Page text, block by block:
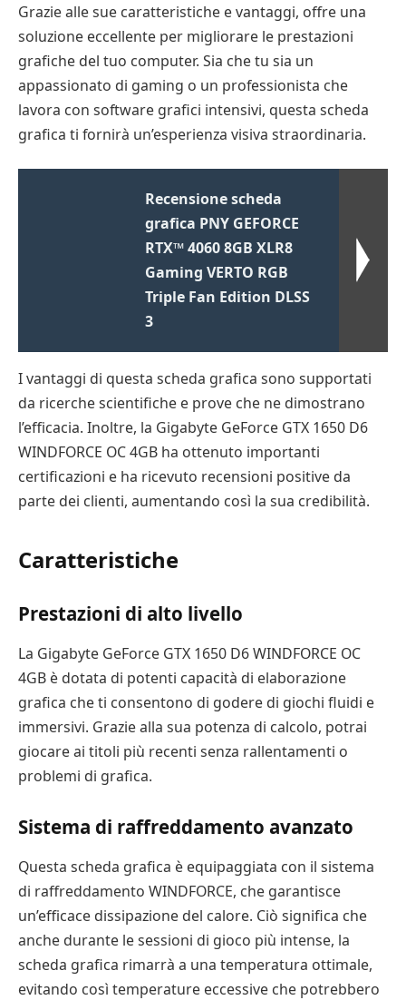
Grazie alle sue caratteristiche e vantaggi, offre una
soluzione eccellente per migliorare le prestazioni
grafiche del tuo computer. Sia che tu sia un
appassionato di gaming o un professionista che
lavora con software grafici intensivi, questa scheda
grafica ti fornirà un’esperienza visiva straordinaria.
Recensione scheda
grafica PNY GEFORCE
RTX™ 4060 8GB XLR8
Gaming VERTO RGB
Triple Fan Edition DLSS
3
I vantaggi di questa scheda grafica sono supportati
da ricerche scientifiche e prove che ne dimostrano
l’efficacia. Inoltre, la Gigabyte GeForce GTX 1650 D6
WINDFORCE OC 4GB ha ottenuto importanti
certificazioni e ha ricevuto recensioni positive da
parte dei clienti, aumentando così la sua credibilità.
Caratteristiche
Prestazioni di alto livello
La Gigabyte GeForce GTX 1650 D6 WINDFORCE OC
4GB è dotata di potenti capacità di elaborazione
grafica che ti consentono di godere di giochi fluidi e
immersivi. Grazie alla sua potenza di calcolo, potrai
giocare ai titoli più recenti senza rallentamenti o
problemi di grafica.
Sistema di raffreddamento avanzato
Questa scheda grafica è equipaggiata con il sistema
di raffreddamento WINDFORCE, che garantisce
un’efficace dissipazione del calore. Ciò significa che
anche durante le sessioni di gioco più intense, la
scheda grafica rimarrà a una temperatura ottimale,
evitando così temperature eccessive che potrebbero